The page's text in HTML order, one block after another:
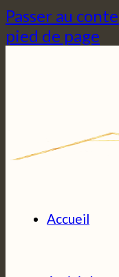
Passer au
pied de page
Accueil